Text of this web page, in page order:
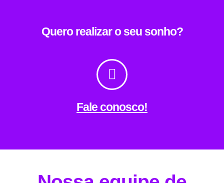
Quero realizar o seu sonho?
Fale conosco!